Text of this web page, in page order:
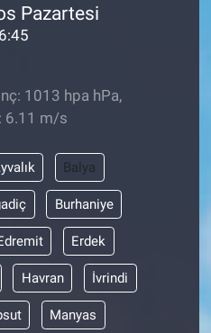
Pazartesi
1013 hpa hPa,
6.11 m/s
Balya
Burhaniye
Erdek
Havran İvrindi
Manyas